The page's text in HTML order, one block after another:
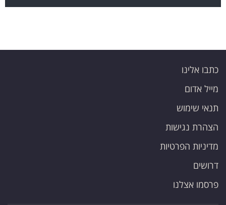
כתבו אלינו
מייל אדום
תנאי שימוש
הצהרת נגישות
מדיניות הפרטיות
דרושים
פרסמו אצלנו